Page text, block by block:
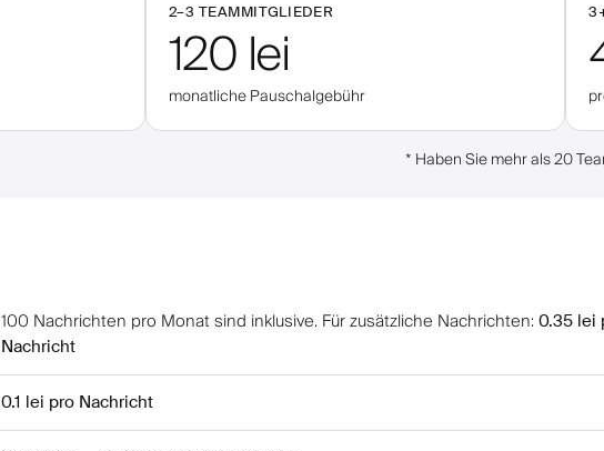
2–3 TEAMMITGLIEDER
120 lei
monatliche Pauschalgebühr
3
* Haben Sie mehr als 20
100 Nachrichten pro Monat sind inklusive. Für zusätzliche Nachrichten: 0.35 lei
Nachricht
0.1 lei pro Nachricht